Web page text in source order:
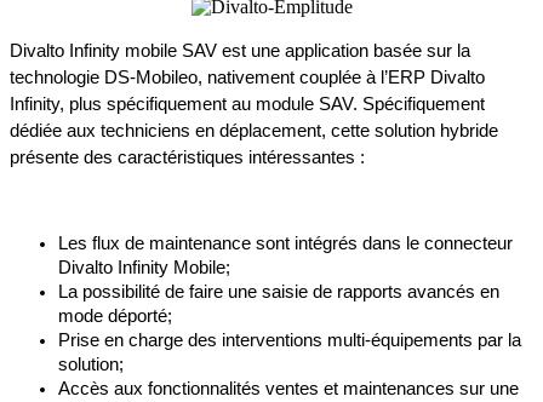
Divalto Infinity mobile SAV est une application basée sur la
technologie DS-Mobileo, nativement couplée à l’ERP Divalto
Infinity, plus spécifiquement au module SAV. Spécifiquement
dédiée aux techniciens en déplacement, cette solution hybride
présente des caractéristiques intéressantes :
Les flux de maintenance sont intégrés dans le connecteur
Divalto Infinity Mobile;
La possibilité de faire une saisie de rapports avancés en
mode déporté;
Prise en charge des interventions multi-équipements par la
solution;
Accès aux fonctionnalités ventes et maintenances sur une